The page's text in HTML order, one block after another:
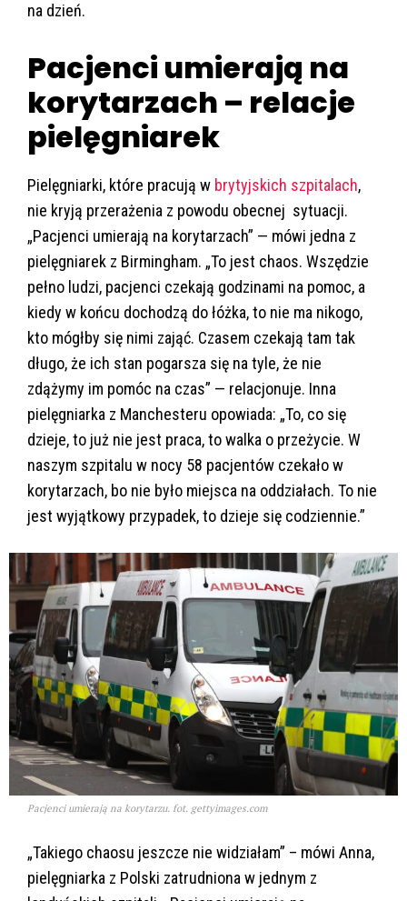
na dzień.
Pacjenci umierają na
korytarzach – relacje
pielęgniarek
Pielęgniarki, które pracują w brytyjskich szpitalach,
nie kryją przerażenia z powodu obecnej sytuacji.
„Pacjenci umierają na korytarzach” — mówi jedna z
pielęgniarek z Birmingham. „To jest chaos. Wszędzie
pełno ludzi, pacjenci czekają godzinami na pomoc, a
kiedy w końcu dochodzą do łóżka, to nie ma nikogo,
kto mógłby się nimi zająć. Czasem czekają tam tak
długo, że ich stan pogarsza się na tyle, że nie
zdążymy im pomóc na czas” — relacjonuje. Inna
pielęgniarka z Manchesteru opowiada: „To, co się
dzieje, to już nie jest praca, to walka o przeżycie. W
naszym szpitalu w nocy 58 pacjentów czekało w
korytarzach, bo nie było miejsca na oddziałach. To nie
jest wyjątkowy przypadek, to dzieje się codziennie.”
Pacjenci umierają na korytarzu. fot. gettyimages.com
„Takiego chaosu jeszcze nie widziałam” – mówi Anna,
pielęgniarka z Polski zatrudniona w jednym z